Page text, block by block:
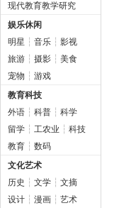
现代教育教学研究
娱乐休闲
明星 ┆ 音乐 ┆ 影视
旅游 ┆ 摄影 ┆ 美食
宠物 ┆ 游戏
教育科技
外语 ┆ 科普 ┆ 科学
留学 ┆ 工农业 ┆ 科技
教育 ┆ 数码
文化艺术
历史 ┆ 文学 ┆ 文摘
设计 ┆ 漫画 ┆ 艺术